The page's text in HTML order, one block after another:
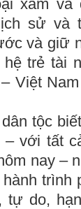
xâm
sử và
và giữ
trẻ tài
Việt
tộc
– với tất
nay –
trình
do,